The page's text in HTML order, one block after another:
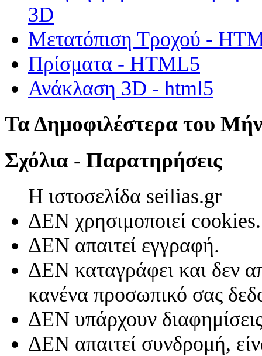
3D
Μετατόπιση Τροχού -
Πρίσματα - HTML5
Ανάκλαση 3D - html5
Τα Δημοφιλέστερα του
Σχόλια - Παρατηρήσεις
Η ιστοσελίδα seilias.gr
ΔΕΝ χρησιμοποιεί cookies.
ΔΕΝ απαιτεί εγγραφή.
ΔΕΝ καταγράφει και δεν
κανένα προσωπικό σας
ΔΕΝ υπάρχουν
ΔΕΝ απαιτεί συνδρομή,